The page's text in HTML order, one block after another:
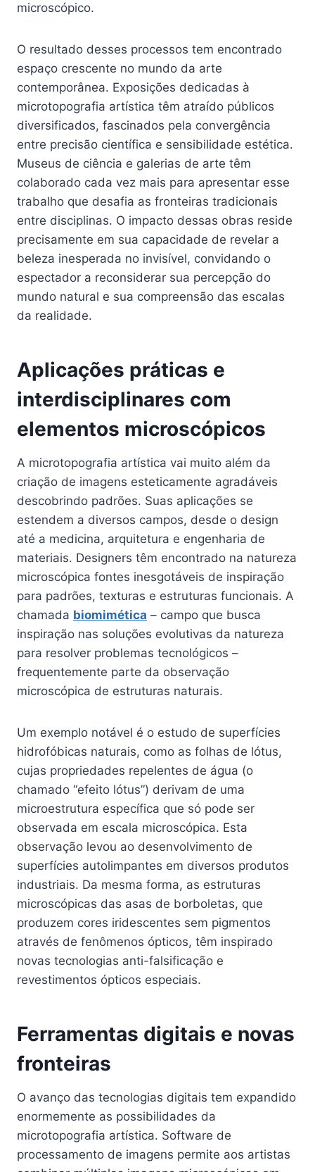
microscópico.
O resultado desses processos tem encontrado
espaço crescente no mundo da arte
contemporânea. Exposições dedicadas à
microtopografia artística têm atraído públicos
diversificados, fascinados pela convergência
entre precisão científica e sensibilidade estética.
Museus de ciência e galerias de arte têm
colaborado cada vez mais para apresentar esse
trabalho que desafia as fronteiras tradicionais
entre disciplinas. O impacto dessas obras reside
precisamente em sua capacidade de revelar a
beleza inesperada no invisível, convidando o
espectador a reconsiderar sua percepção do
mundo natural e sua compreensão das escalas
da realidade.
Aplicações práticas e
interdisciplinares com
elementos microscópicos
A microtopografia artística vai muito além da
criação de imagens esteticamente agradáveis
descobrindo padrões. Suas aplicações se
estendem a diversos campos, desde o design
até a medicina, arquitetura e engenharia de
materiais. Designers têm encontrado na natureza
microscópica fontes inesgotáveis de inspiração
para padrões, texturas e estruturas funcionais. A
chamada biomimética – campo que busca
inspiração nas soluções evolutivas da natureza
para resolver problemas tecnológicos –
frequentemente parte da observação
microscópica de estruturas naturais.
Um exemplo notável é o estudo de superfícies
hidrofóbicas naturais, como as folhas de lótus,
cujas propriedades repelentes de água (o
chamado “efeito lótus”) derivam de uma
microestrutura específica que só pode ser
observada em escala microscópica. Esta
observação levou ao desenvolvimento de
superfícies autolimpantes em diversos produtos
industriais. Da mesma forma, as estruturas
microscópicas das asas de borboletas, que
produzem cores iridescentes sem pigmentos
através de fenômenos ópticos, têm inspirado
novas tecnologias anti-falsificação e
revestimentos ópticos especiais.
Ferramentas digitais e novas
fronteiras
O avanço das tecnologias digitais tem expandido
enormemente as possibilidades da
microtopografia artística. Software de
processamento de imagens permite aos artistas